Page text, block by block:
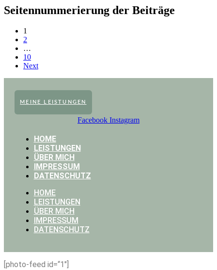
Seitennummerierung der Beiträge
1
2
…
10
Next
MEINE LEISTUNGEN
Facebook Instagram
HOME
LEISTUNGEN
ÜBER MICH
IMPRESSUM
DATENSCHUTZ
HOME
LEISTUNGEN
ÜBER MICH
IMPRESSUM
DATENSCHUTZ
[photo-feed id=“1″]